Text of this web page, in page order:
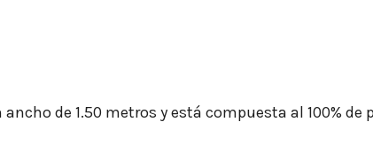
de 1.50 metros y está compuesta al 100%